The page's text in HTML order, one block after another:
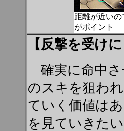
距離が近い
がポイント
【反撃を受け
確実に命中さ
のスキを狙わ
ていく価値は
を見ていきたい